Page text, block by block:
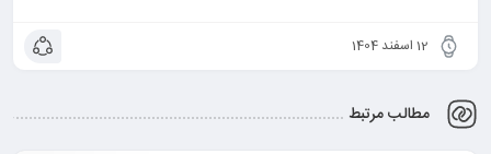
12 اسفند 1404
مطالب مرتبط